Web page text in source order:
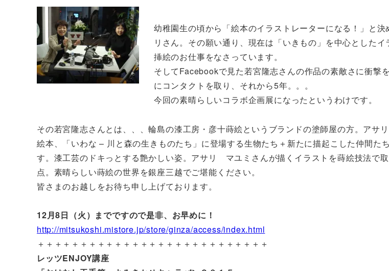
幼稚園生の頃から「絵本のイラストレーターになる！」と
リさん。その願い通り、現在は「いきもの」を中心とした
挿絵のお仕事をなさっています。
そしてFacebookで見た若宮隆志さんの作品の素敵さに衝撃
にコンタクトを取り、それから5年。。。
今回の素晴らしいコラボ企画展になったというわけです。
その若宮隆志さんとは、、、輪島の漆工房・彦十蒔絵というブランドの塗師屋の方。アサ
絵本、「いわな – 川と森の生きものたち」に登場する生物たち＋新たに描起こした仲間た
す。漆工芸のドキっとする艶かしい姿。アサリ マユミさんが描くイラストを蒔絵技法で
点。素晴らしい蒔絵の世界を銀座三越でご堪能ください。
皆さまのお越しをお待ち申し上げております。
12月8日（火）までですので是非、お早めに！
http://mitsukoshi.mistore.jp/store/ginza/access/index.html
＋＋＋＋＋＋＋＋＋＋＋＋＋＋＋＋＋＋＋＋＋＋＋＋＋＋＋
レッツENJOY講座